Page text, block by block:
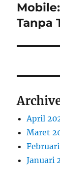
post:
Tanpa
April
Maret
Januari